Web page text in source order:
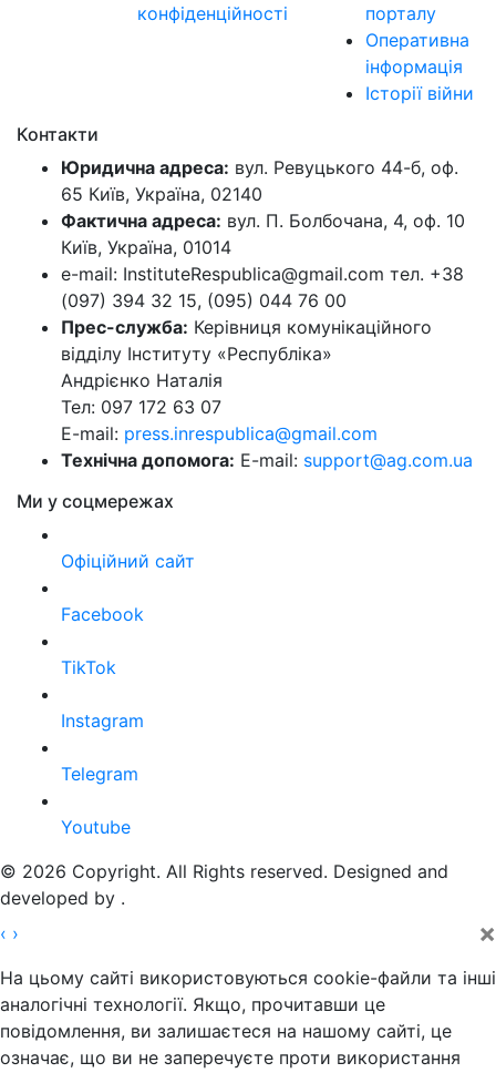
конфіденційності
порталу
Оперативна
інформація
Історії війни
Контакти
Юридична адреса: вул. Ревуцького 44-б, оф.
65 Київ, Україна, 02140
Фактична адреса: вул. П. Болбочана, 4, оф. 10
Київ, Україна, 01014
e-mail: InstituteRespublica@gmail.com тел. +38
(097) 394 32 15, (095) 044 76 00
Прес-служба: Керівниця комунікаційного
відділу Інституту «Республіка»
Андрієнко Наталія
Тел: 097 172 63 07
E-mail: press.inrespublica@gmail.com
Технічна допомога: E-mail: support@ag.com.ua
Ми у соцмережах
Офіційний сайт
Facebook
TikTok
Instagram
Telegram
Youtube
© 2026 Copyright. All Rights reserved. Designed and
developed by .
‹ › ×
На цьому сайті використовуються cookie-файли та інші
аналогічні технології. Якщо, прочитавши це
повідомлення, ви залишаєтеся на нашому сайті, це
означає, що ви не заперечуєте проти використання